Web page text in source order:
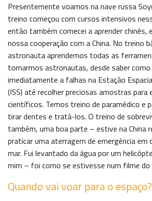
Presentemente voamos na nave russa
treino começou com cursos intensivos
então também comecei a aprender chinês,
nossa cooperação com a China. No treino
astronauta aprendemos todas as
tornarmos astronautas, desde saber
imediatamente a falhas na Estação
(ISS) até recolher preciosas amostras para
científicos. Temos treino de paramédico e
tirar dentes e tratá-los. O treino de
também, uma boa parte – estive na China
praticar uma aterragem de emergência em
mar. Fui levantado da água por um
mim – foi como se estivesse num filme do
Quando vai voar para o espaço?